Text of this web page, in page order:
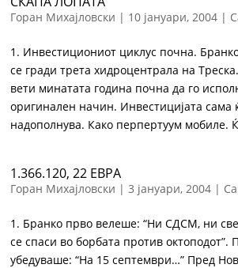
Горан Михајловски | 10 јануари, 2004 |
1. Инвестициониот циклус почна.
се гради трета хидроцентрала на
вети минатата година почна да го
оригинален начин. Инвестицијата сама
надополнува. Како перпертуум мобиле.
1.366.120, 22 ЕВРА
Горан Михајловски |3 јануари, 2004 |
1. Бранко прво велеше: “Ни СДСМ, ни
се спаси во борбата против октоподот”.
убедуваше: “На 15 септември…” Пред